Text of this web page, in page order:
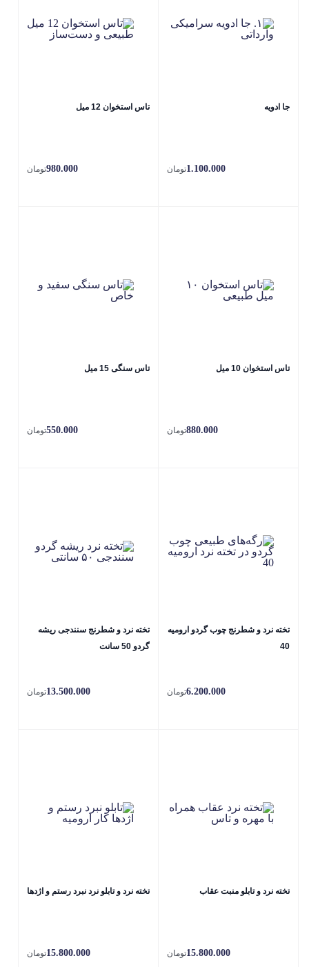
جا ادویه
1.100.000تومان
تاس استخوان 12 میل
980.000تومان
تاس استخوان 10 میل
880.000تومان
تاس سنگی 15 میل
550.000تومان
تخته نرد و شطرنج چوب گردو ارومیه
40
6.200.000تومان
تخته نرد و شطرنج سنندجی ریشه
گردو 50 سانت
13.500.000تومان
تخته نرد و تابلو منبت عقاب
15.800.000تومان
تخته نرد و تابلو نرد نبرد رستم و اژدها
15.800.000تومان